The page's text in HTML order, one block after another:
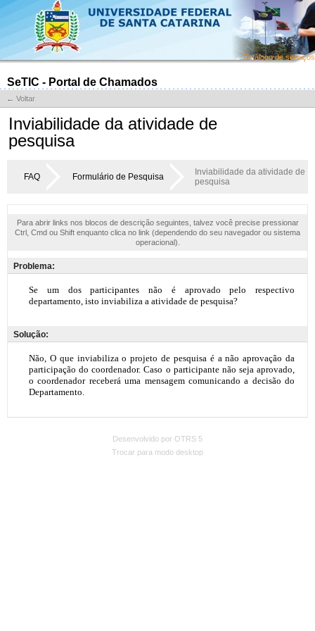
Catálogo de serviços
SeTIC - Portal de Chamados
← Voltar
Inviabilidade da atividade de
pesquisa
FAQ Formulário de Pesquisa
Inviabilidade da atividade de
pesquisa
Para abrir links nos blocos de descrição seguintes, talvez você precise pressionar
Ctrl, Cmd ou Shift enquanto clica no link (dependendo do seu navegador ou sistema
operacional).
Problema:
Solução:
Desenvolvido por OTRS 5
Trocar para modo desktop